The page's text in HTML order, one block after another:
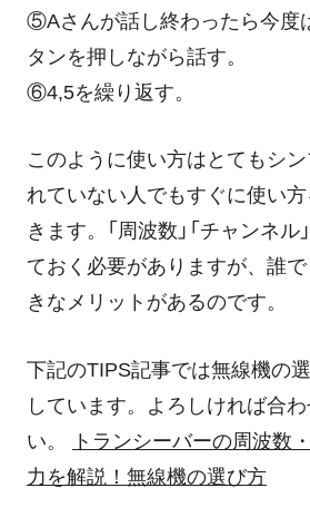
⑤Aさんが話し終わったら今度
タンを押しながら話す。
⑥4,5を繰り返す。
このように使い方はとてもシ
れていない人でもすぐに使い
きます。「周波数」「チャンネ
ておく必要がありますが、誰
きなメリットがあるのです。
下記のTIPS記事では無線機の
しています。よろしければ合
い。
トランシーバーの周波数
力を解説！無線機の選び方